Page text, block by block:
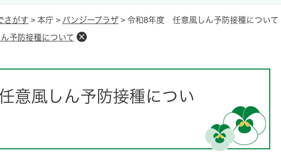
さがす > 本庁 > パンジープラザ > 令和8年度 任意風しん予防接種について
予防接種について
意風しん予防接種につい